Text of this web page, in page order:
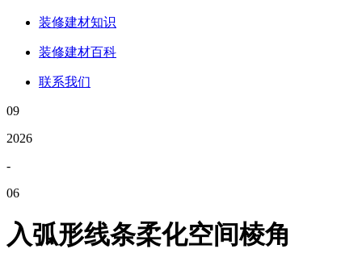
装修建材知识
装修建材百科
联系我们
09
2026
-
06
入弧形线条柔化空间棱角